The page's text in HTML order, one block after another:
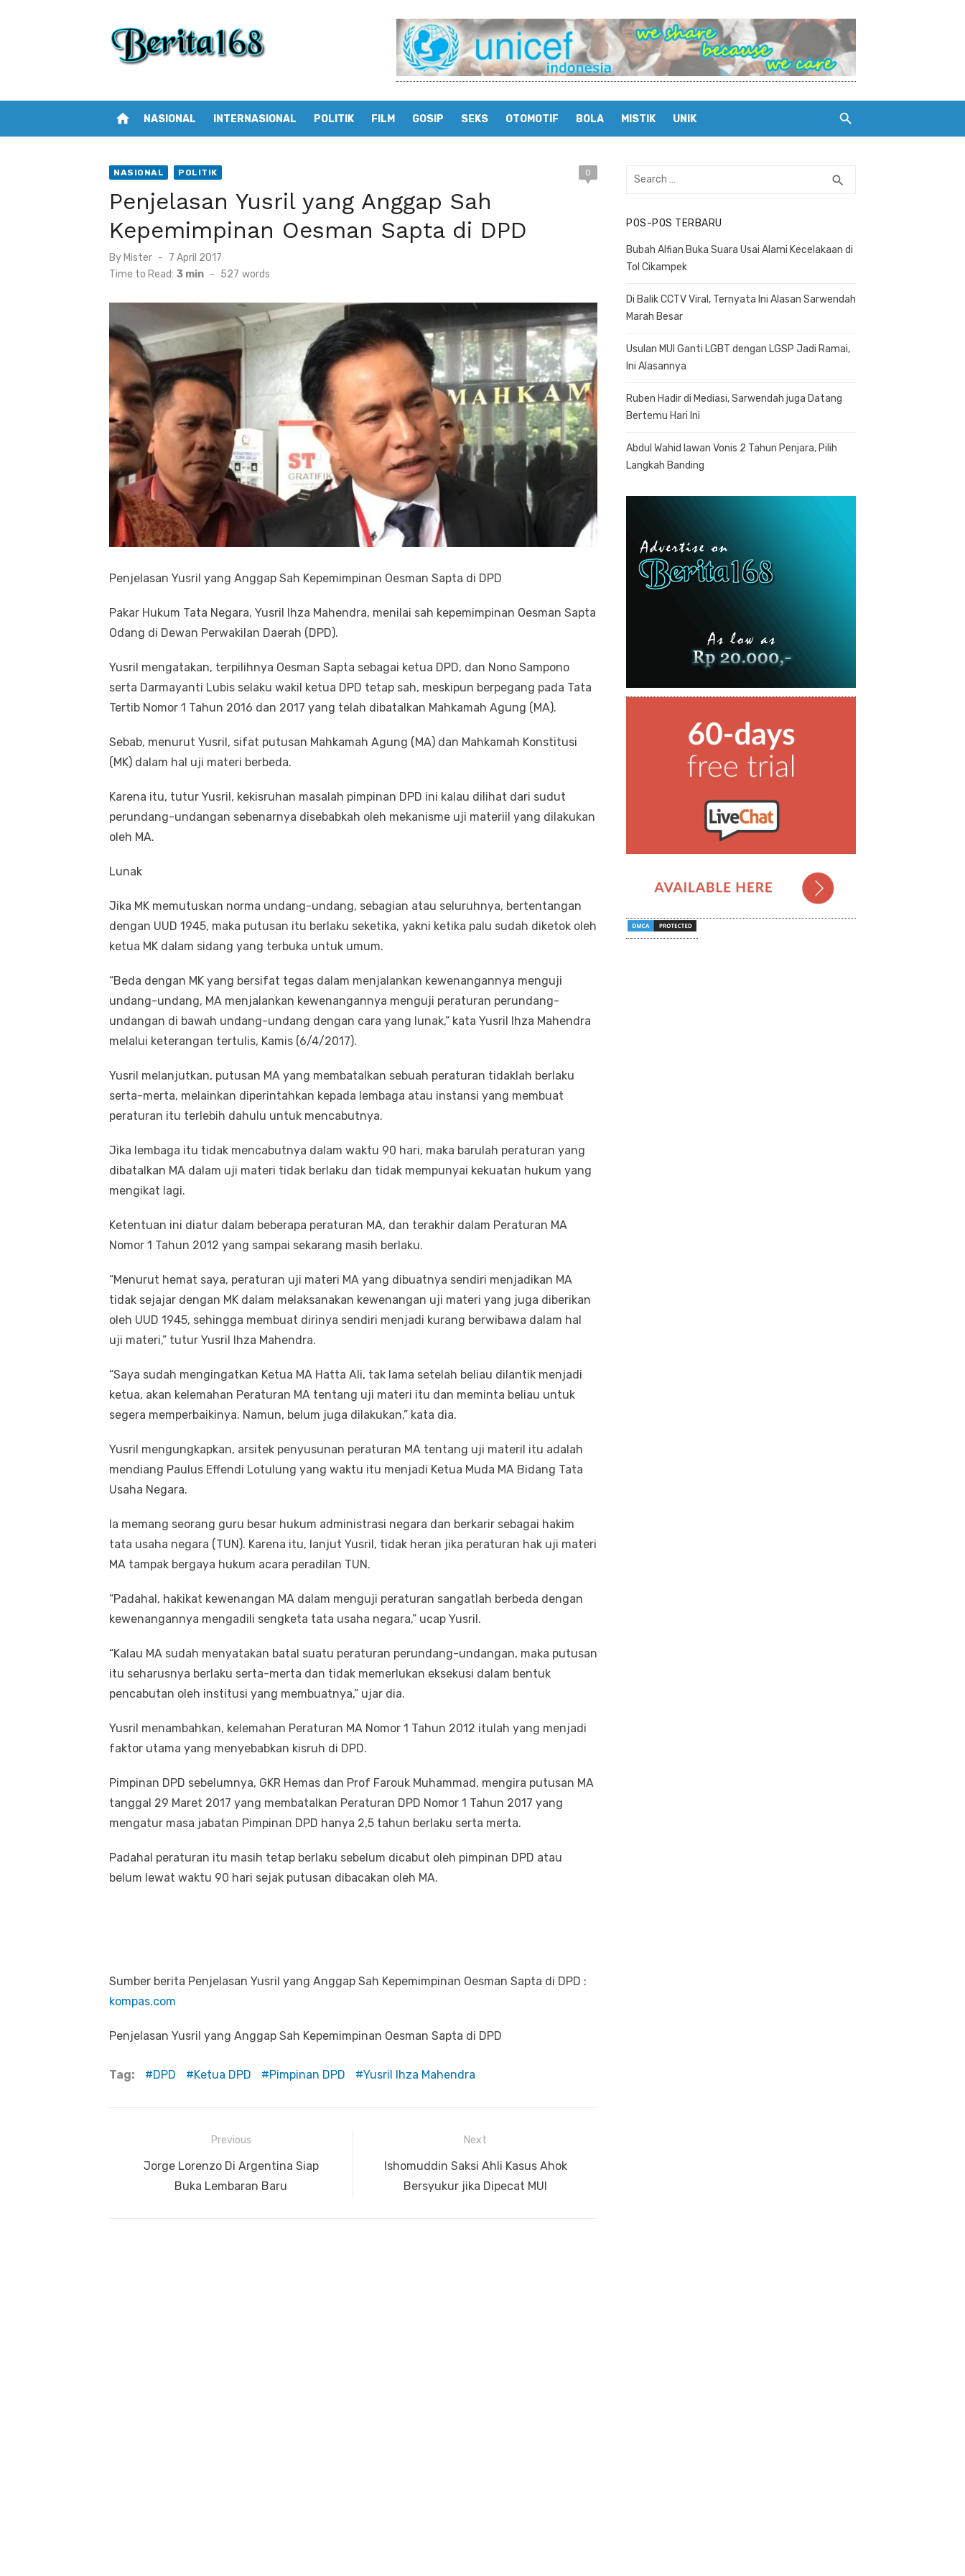
home NASIONAL INTERNASIONAL POLITIK FILM GOSIP SEKS OTOMOTIF BOLA MISTIK UNIK
NASIONAL POLITIK 0
Penjelasan Yusril yang Anggap Sah
Kepemimpinan Oesman Sapta di DPD
By Mister
Posted
on
7 April 2017
Time to Read: 3 min - 527 words
Penjelasan Yusril yang Anggap Sah Kepemimpinan Oesman Sapta di DPD
Pakar Hukum Tata Negara, Yusril Ihza Mahendra, menilai sah kepemimpinan Oesman Sapta
Odang di Dewan Perwakilan Daerah (DPD).
Yusril mengatakan, terpilihnya Oesman Sapta sebagai ketua DPD, dan Nono Sampono
serta Darmayanti Lubis selaku wakil ketua DPD tetap sah, meskipun berpegang pada Tata
Tertib Nomor 1 Tahun 2016 dan 2017 yang telah dibatalkan Mahkamah Agung (MA).
Sebab, menurut Yusril, sifat putusan Mahkamah Agung (MA) dan Mahkamah Konstitusi
(MK) dalam hal uji materi berbeda.
Karena itu, tutur Yusril, kekisruhan masalah pimpinan DPD ini kalau dilihat dari sudut
perundang-undangan sebenarnya disebabkah oleh mekanisme uji materiil yang dilakukan
oleh MA.
Lunak
Jika MK memutuskan norma undang-undang, sebagian atau seluruhnya, bertentangan
dengan UUD 1945, maka putusan itu berlaku seketika, yakni ketika palu sudah diketok oleh
ketua MK dalam sidang yang terbuka untuk umum.
“Beda dengan MK yang bersifat tegas dalam menjalankan kewenangannya menguji
undang-undang, MA menjalankan kewenangannya menguji peraturan perundang-
undangan di bawah undang-undang dengan cara yang lunak,” kata Yusril Ihza Mahendra
melalui keterangan tertulis, Kamis (6/4/2017).
Yusril melanjutkan, putusan MA yang membatalkan sebuah peraturan tidaklah berlaku
serta-merta, melainkan diperintahkan kepada lembaga atau instansi yang membuat
peraturan itu terlebih dahulu untuk mencabutnya.
Jika lembaga itu tidak mencabutnya dalam waktu 90 hari, maka barulah peraturan yang
dibatalkan MA dalam uji materi tidak berlaku dan tidak mempunyai kekuatan hukum yang
mengikat lagi.
Ketentuan ini diatur dalam beberapa peraturan MA, dan terakhir dalam Peraturan MA
Nomor 1 Tahun 2012 yang sampai sekarang masih berlaku.
“Menurut hemat saya, peraturan uji materi MA yang dibuatnya sendiri menjadikan MA
tidak sejajar dengan MK dalam melaksanakan kewenangan uji materi yang juga diberikan
oleh UUD 1945, sehingga membuat dirinya sendiri menjadi kurang berwibawa dalam hal
uji materi,” tutur Yusril Ihza Mahendra.
“Saya sudah mengingatkan Ketua MA Hatta Ali, tak lama setelah beliau dilantik menjadi
ketua, akan kelemahan Peraturan MA tentang uji materi itu dan meminta beliau untuk
segera memperbaikinya. Namun, belum juga dilakukan,” kata dia.
Yusril mengungkapkan, arsitek penyusunan peraturan MA tentang uji materil itu adalah
mendiang Paulus Effendi Lotulung yang waktu itu menjadi Ketua Muda MA Bidang Tata
Usaha Negara.
Ia memang seorang guru besar hukum administrasi negara dan berkarir sebagai hakim
tata usaha negara (TUN). Karena itu, lanjut Yusril, tidak heran jika peraturan hak uji materi
MA tampak bergaya hukum acara peradilan TUN.
“Padahal, hakikat kewenangan MA dalam menguji peraturan sangatlah berbeda dengan
kewenangannya mengadili sengketa tata usaha negara,” ucap Yusril.
“Kalau MA sudah menyatakan batal suatu peraturan perundang-undangan, maka putusan
itu seharusnya berlaku serta-merta dan tidak memerlukan eksekusi dalam bentuk
pencabutan oleh institusi yang membuatnya,” ujar dia.
Yusril menambahkan, kelemahan Peraturan MA Nomor 1 Tahun 2012 itulah yang menjadi
faktor utama yang menyebabkan kisruh di DPD.
Pimpinan DPD sebelumnya, GKR Hemas dan Prof Farouk Muhammad, mengira putusan MA
tanggal 29 Maret 2017 yang membatalkan Peraturan DPD Nomor 1 Tahun 2017 yang
mengatur masa jabatan Pimpinan DPD hanya 2,5 tahun berlaku serta merta.
Padahal peraturan itu masih tetap berlaku sebelum dicabut oleh pimpinan DPD atau
belum lewat waktu 90 hari sejak putusan dibacakan oleh MA.
Sumber berita Penjelasan Yusril yang Anggap Sah Kepemimpinan Oesman Sapta di DPD :
kompas.com
Penjelasan Yusril yang Anggap Sah Kepemimpinan Oesman Sapta di DPD
Tag: DPD Ketua DPD Pimpinan DPD Yusril Ihza Mahendra
Navigasi
Previous
Previous
Jorge Lorenzo Di Argentina Siap
Buka Lembaran Baru
Next
Next
post:
Ishomuddin Saksi Ahli Kasus Ahok
Bersyukur jika Dipecat MUI
Search
search
POS-POS TERBARU
Bubah Alfian Buka Suara Usai Alami Kecelakaan di
Tol Cikampek
Di Balik CCTV Viral, Ternyata Ini Alasan Sarwendah
Marah Besar
Usulan MUI Ganti LGBT dengan LGSP Jadi Ramai,
Ini Alasannya
Ruben Hadir di Mediasi, Sarwendah juga Datang
Bertemu Hari Ini
Abdul Wahid lawan Vonis 2 Tahun Penjara, Pilih
Langkah Banding